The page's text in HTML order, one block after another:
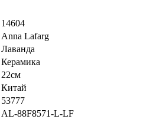
14604
Anna Lafarg
Лаванда
Керамика
22см
Китай
53777
AL-88F8571-L-LF